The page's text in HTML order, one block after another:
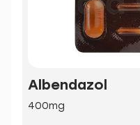
Albendazol
400mg